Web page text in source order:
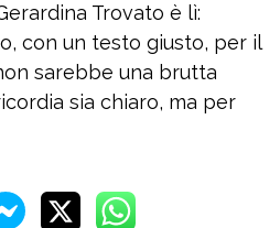
Trovato è lì:
con un testo giusto, per il
sarebbe una brutta
sia chiaro, ma per